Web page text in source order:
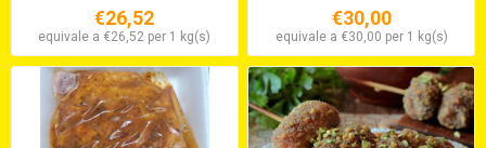
€26,52
equivale a €26,52 per 1 kg(s)
€30,00
equivale a €30,00 per 1 kg(s)